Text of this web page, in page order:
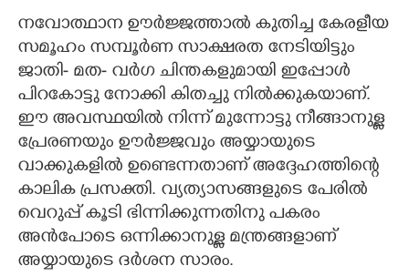
നവോത്ഥാന ഊർജ്ജത്താൽ കുതിച്ച കേരളീയ
സമൂഹം സമ്പൂർണ സാക്ഷരത നേടിയിട്ടും
ജാതി- മത- വർഗ ചിന്തകളുമായി ഇപ്പോൾ
പിറകോട്ടു നോക്കി കിതച്ചു നിൽക്കുകയാണ്.
ഈ അവസ്ഥയിൽ നിന്ന് മുന്നോട്ടു നീങ്ങാനുള്ള
പ്രേരണയും ഊർജ്ജവും അയ്യായുടെ
വാക്കുകളിൽ ഉണ്ടെന്നതാണ് അദ്ദേഹത്തിന്റെ
കാലിക പ്രസക്തി. വ്യത്യാസങ്ങളുടെ പേരിൽ
വെറുപ്പ് കൂടി ഭിന്നിക്കുന്നതിനു പകരം
അൻപോടെ ഒന്നിക്കാനുള്ള മന്ത്രങ്ങളാണ്
അയ്യായുടെ ദർശന സാരം.